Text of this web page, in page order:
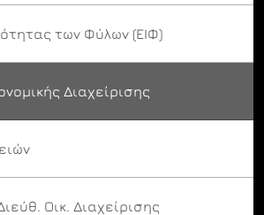
των Φύλων (ΕΙΦ)
Διαχείρισης
Οικ. Διαχείρισης